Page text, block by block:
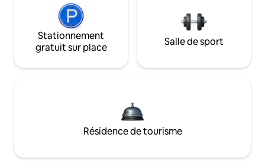
Stationnement
gratuit sur place
Salle de sport
Résidence de tourisme